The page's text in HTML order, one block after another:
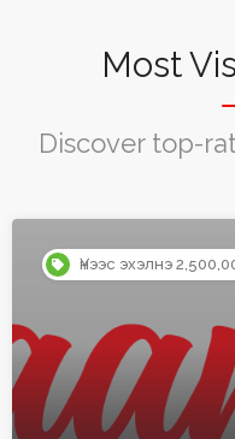
Most
Discover top-
Үнээс эхэлнэ